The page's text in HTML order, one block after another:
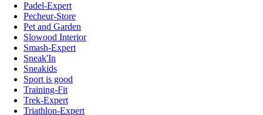
Padel-Expert
Pecheur-Store
Pet and Garden
Slowood Interior
Smash-Expert
Sneak'In
Sneakids
Sport is good
Training-Fit
Trek-Expert
Triathlon-Expert